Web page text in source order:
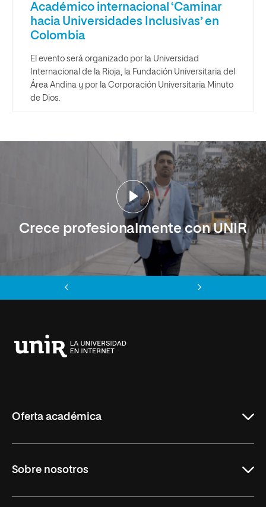
Académico internacional ‘Caminar
hacia Universidades Inclusivas’ en
Colombia
El evento será organizado por la Universidad
Internacional de la Rioja, la Fundación Universitaria del
Área Andina y por la Corporación Universitaria Minuto
de Dios.
Crece profesionalmente con UNIR
Oferta académica
Maestrías
Educación Continua
Sobre nosotros